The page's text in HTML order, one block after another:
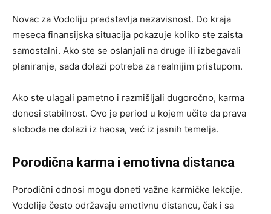
Novac za Vodoliju predstavlja nezavisnost. Do kraja
meseca finansijska situacija pokazuje koliko ste zaista
samostalni. Ako ste se oslanjali na druge ili izbegavali
planiranje, sada dolazi potreba za realnijim pristupom.
Ako ste ulagali pametno i razmišljali dugoročno, karma
donosi stabilnost. Ovo je period u kojem učite da prava
sloboda ne dolazi iz haosa, već iz jasnih temelja.
Porodična karma i emotivna distanca
Porodični odnosi mogu doneti važne karmičke lekcije.
Vodolije često održavaju emotivnu distancu, čak i sa